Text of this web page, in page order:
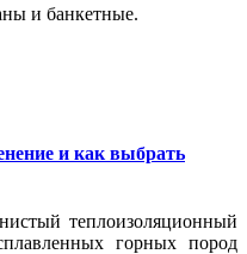
и банкетные.
и как выбрать
теплоизоляционный
горных пород